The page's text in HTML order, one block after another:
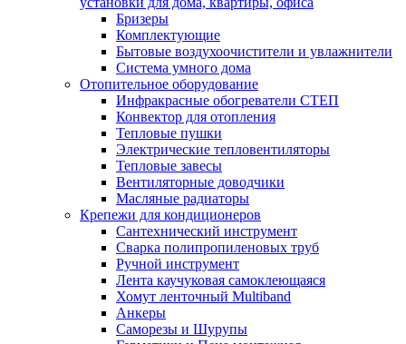
Бризеры
Комплектующие
Бытовые воздухоочистители и увлажнители
Система умного дома
Отопительное оборудование
Инфракрасные обогреватели СТЕП
Конвектор для отопления
Тепловые пушки
Электрические тепловентиляторы
Тепловые завесы
Вентиляторные доводчики
Масляные радиаторы
Крепежи для кондиционеров
Сантехнический инструмент
Сварка полипропиленовых труб
Ручной инструмент
Лента каучуковая самоклеющаяся
Хомут ленточный Multiband
Анкеры
Саморезы и Шурупы